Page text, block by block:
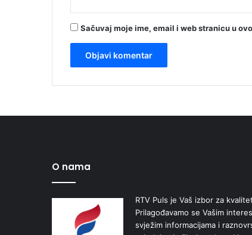
Sačuvaj moje ime, email i web stranicu u
O nama
RTV Puls je Vaš izbor za
Prilagođavamo se Vašim
svježim informacijama i